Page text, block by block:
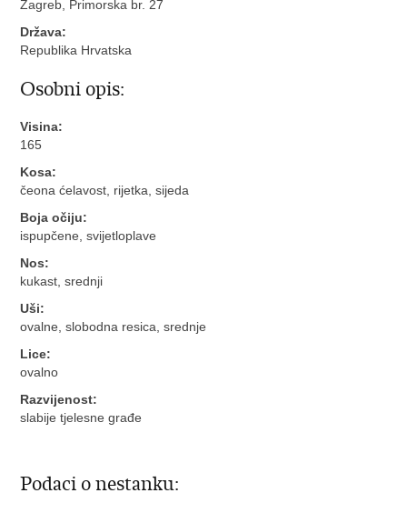
Zagreb, Primorska br. 27
Država:
Republika Hrvatska
Osobni opis:
Visina:
165
Kosa:
čeona ćelavost, rijetka, sijeda
Boja očiju:
ispupčene, svijetloplave
Nos:
kukast, srednji
Uši:
ovalne, slobodna resica, srednje
Lice:
ovalno
Razvijenost:
slabije tjelesne građe
Podaci o nestanku: